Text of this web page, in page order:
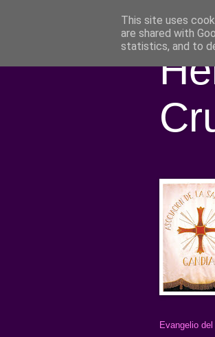
Evangelio
This site uses
are shared with
statistics, and to